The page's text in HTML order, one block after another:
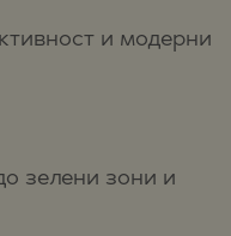
и модерни
зелени зони и